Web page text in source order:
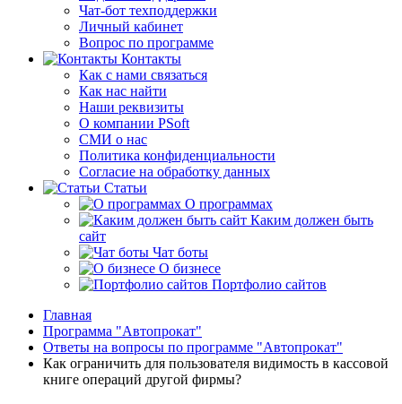
Чат-бот техподдержки
Личный кабинет
Вопрос по программе
Контакты
Как с нами связаться
Как нас найти
Наши реквизиты
О компании PSoft
СМИ о нас
Политика конфиденциальности
Согласие на обработку данных
Статьи
О программах
Каким должен быть
сайт
Чат боты
О бизнесе
Портфолио сайтов
Главная
Программа "Автопрокат"
Ответы на вопросы по программе "Автопрокат"
Как ограничить для пользователя видимость в кассовой
книге операций другой фирмы?